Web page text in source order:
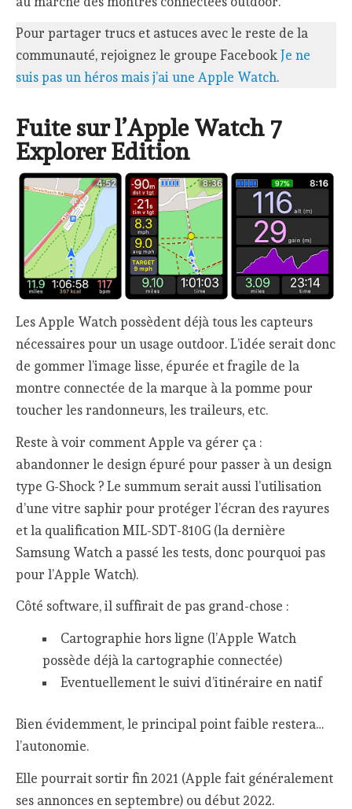
Pour partager trucs et astuces avec le reste de la
communauté, rejoignez le groupe FacebookJe ne
suis pas un héros mais j’ai une Apple Watch.
Fuite sur l’Apple Watch 7
Explorer Edition
Les Apple Watch possèdent déjà tous les capteurs
nécessaires pour un usage outdoor. L’idée serait donc
de gommer l’image lisse, épurée et fragile de la
montre connectée de la marque à la pomme pour
toucher les randonneurs, les traileurs, etc.
Reste à voir comment Apple va gérer ça :
abandonner le design épuré pour passer à un design
type G-Shock ? Le summum serait aussi l’utilisation
d’une vitre saphir pour protéger l’écran des rayures
et la qualification MIL-SDT-810G (la dernière
Samsung Watch a passé les tests, donc pourquoi pas
pour l’Apple Watch).
Côté software, il suffirait de pas grand-chose :
Cartographie hors ligne (l’Apple Watch
possède déjà la cartographie connectée)
Eventuellement le suivi d’itinéraire en natif
Bien évidemment, le principal point faible restera…
l’autonomie.
Elle pourrait sortir fin 2021 (Apple fait généralement
ses annonces en septembre) ou début 2022.